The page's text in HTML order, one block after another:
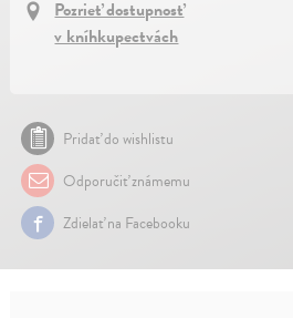
Pozrieť dostupnosť
v kníhkupectvách
Pridať do wishlistu
Odporučiť známemu
Zdielať na Facebooku